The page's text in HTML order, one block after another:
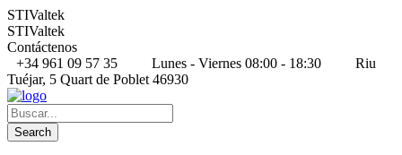
STIValtek
STIValtek
Contáctenos
+34 961 09 57 35
Lunes - Viernes 08:00 - 18:30
Riu
Tuéjar, 5 Quart de Poblet 46930